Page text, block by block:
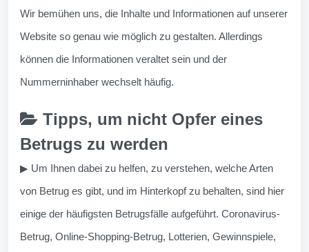
Wir bemühen uns, die Inhalte und Informationen auf unserer
Website so genau wie möglich zu gestalten. Allerdings
können die Informationen veraltet sein und der
Nummerninhaber wechselt häufig.
Tipps, um nicht Opfer eines
Betrugs zu werden
▶ Um Ihnen dabei zu helfen, zu verstehen, welche Arten
von Betrug es gibt, und im Hinterkopf zu behalten, sind hier
einige der häufigsten Betrugsfälle aufgeführt. Coronavirus-
Betrug, Online-Shopping-Betrug, Lotterien, Gewinnspiele,